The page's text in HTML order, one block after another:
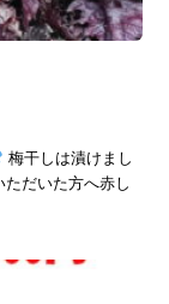
梅干しは漬けまし
だいた方へ赤し